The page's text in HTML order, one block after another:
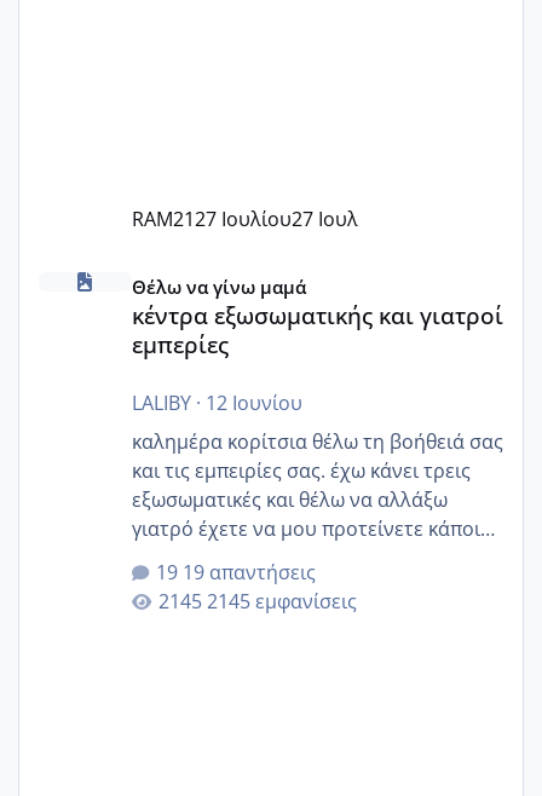
RAM2127 Ιουλίου27 Ιουλ
κέντρα εξωσωματικής και γιατροί εμπερίες
Θέλω να γίνω μαμά
κέντρα εξωσωματικής και γιατροί
εμπερίες
LALIBY· 12 Ιουνίου
καλημέρα κορίτσια θέλω τη βοήθειά σας
και τις εμπειρίες σας. έχω κάνει τρεις
εξωσωματικές και θέλω να αλλάξω
γιατρό έχετε να μου προτείνετε κάποιον
που μείνατε ευχαριστημένες και είχατε
επιιτυχία? έκανα στο υγεία με τον
ζερβομανωλάκη (δεν το εψαξε καθόλου
19 απαντήσεις
2145 εμφανίσεις